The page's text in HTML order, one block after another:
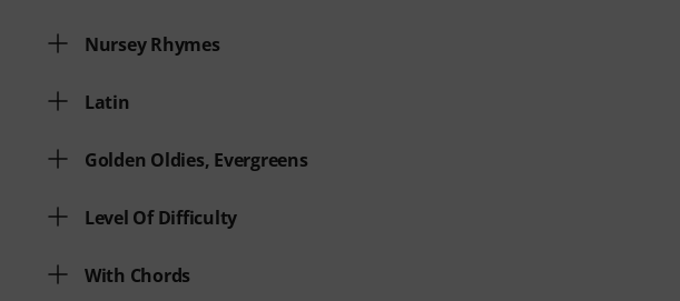
Nursey Rhymes
Latin
Golden Oldies, Evergreens
Level Of Difficulty
With Chords